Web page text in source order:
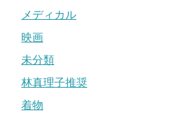
メディカル
映画
未分類
林真理子推奨
着物